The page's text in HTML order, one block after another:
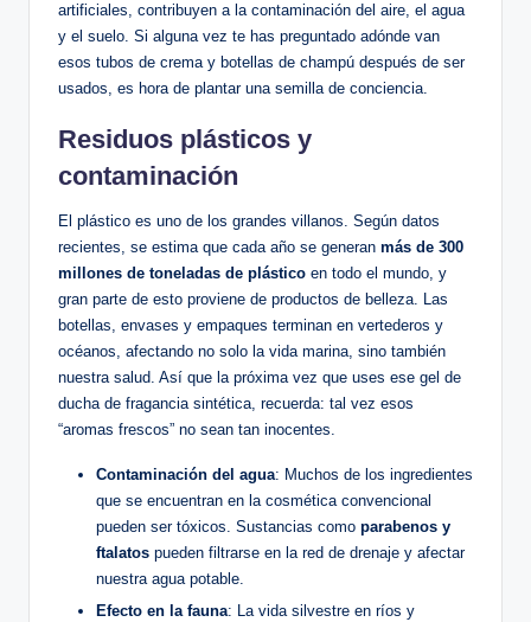
artificiales, contribuyen a la contaminación del aire, el agua
y el suelo. Si alguna vez te has preguntado adónde van
esos tubos de crema y botellas de champú después de ser
usados, es hora de plantar una semilla de conciencia.
Residuos plásticos y
contaminación
El plástico es uno de los grandes villanos. Según datos
recientes, se estima que cada año se generan más de 300
millones de toneladas de plástico en todo el mundo, y
gran parte de esto proviene de productos de belleza. Las
botellas, envases y empaques terminan en vertederos y
océanos, afectando no solo la vida marina, sino también
nuestra salud. Así que la próxima vez que uses ese gel de
ducha de fragancia sintética, recuerda: tal vez esos
“aromas frescos” no sean tan inocentes.
Contaminación del agua: Muchos de los ingredientes
que se encuentran en la cosmética convencional
pueden ser tóxicos. Sustancias como parabenos y
ftalatos pueden filtrarse en la red de drenaje y afectar
nuestra agua potable.
Efecto en la fauna: La vida silvestre en ríos y